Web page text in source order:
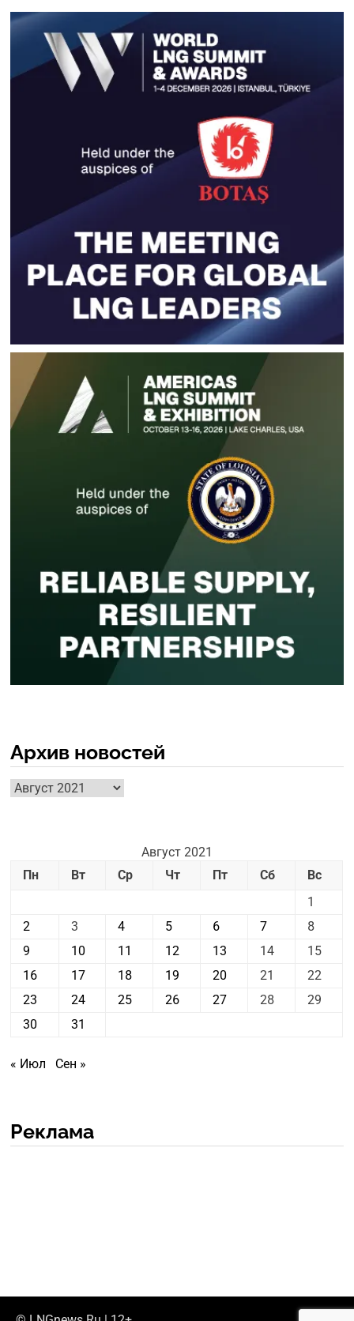
Архив новостей
Архив
новостей
Август 2021
Пн
Вт Ср Чт Пт Сб
Вс
1
2
3 4 5 6 7
8
9
10 11 12 13 14
15
16
17 18 19 20 21
22
23
24 25 26 27 28
29
30
31
« Июл Сен »
Реклама